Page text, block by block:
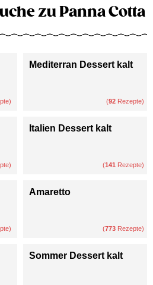
zu Panna Cotta
Mediterran Dessert kalt
(92 Rezepte)
Italien Dessert kalt
(141 Rezepte)
Amaretto
(773 Rezepte)
Sommer Dessert kalt